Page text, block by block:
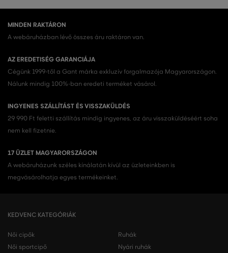
MINDEN RAKTÁRON
A webáruházban lévő összes áru raktáron van.
AZ EREDETISÉG GARANCIÁJA
Cégünk 1999-től a Gant márka exkluzív forgalmazója Magyarországon.
Nálunk mindig 100%-ban eredeti terméket vásárol.
INGYENES SZÁLLÍTÁST ÉS VISSZAKÜLDÉS
29 990 Ft feletti szállítás mindig ingyenes, az áru visszaküldéséért soha
nem kell fizetnie.
17 ÜZLET MAGYARORSZÁGON
A webáruházunk széles kínálatán kívül az üzleteinkben is
megvásárolhatja egyes termékeinket.
KEDVENC KATEGÓRIÁK
Női cipők
Női sportcipő
Ruhák
Nyári ruhák